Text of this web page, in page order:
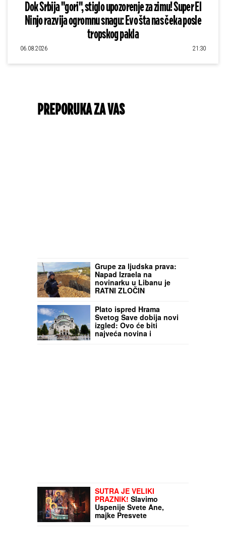
Dok Srbija "gori", stiglo upozorenje za zimu! Super El
Ninjo razvija ogromnu snagu: Evo šta nas čeka posle
tropskog pakla
06.08.2026 21:30
PREPORUKA ZA VAS
Grupe za ljudska prava:
Napad Izraela na
novinarku u Libanu je
RATNI ZLOČIN
Plato ispred Hrama
Svetog Save dobija novi
izgled: Ovo će biti
najveća novina i
oduševiće sve
SUTRA JE VELIKI
PRAZNIK! Slavimo
Uspenije Svete Ane,
majke Presvete
Bogorodice!